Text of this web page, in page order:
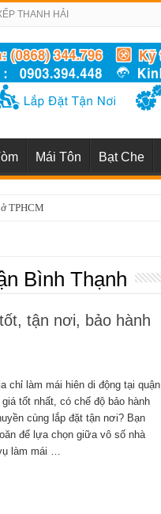
THANH HẢI
Mái Tôn Bạt Che
TP HCM
Bình Thạnh
tận nơi, bảo hành
chỉ làm mái hiên di động tại quận
tốt nhất, có chế độ bảo hành
cùng lắp đặt tận nơi? Bạn
để lựa chọn giữa vô số nhà
làm mái …